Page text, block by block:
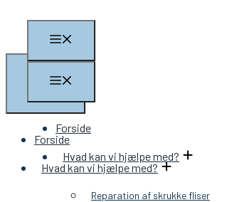
Forside
Hvad kan vi hjælpe med?
Reparation af skrukke fliser
Forside
Hvad kan vi hjælpe med?